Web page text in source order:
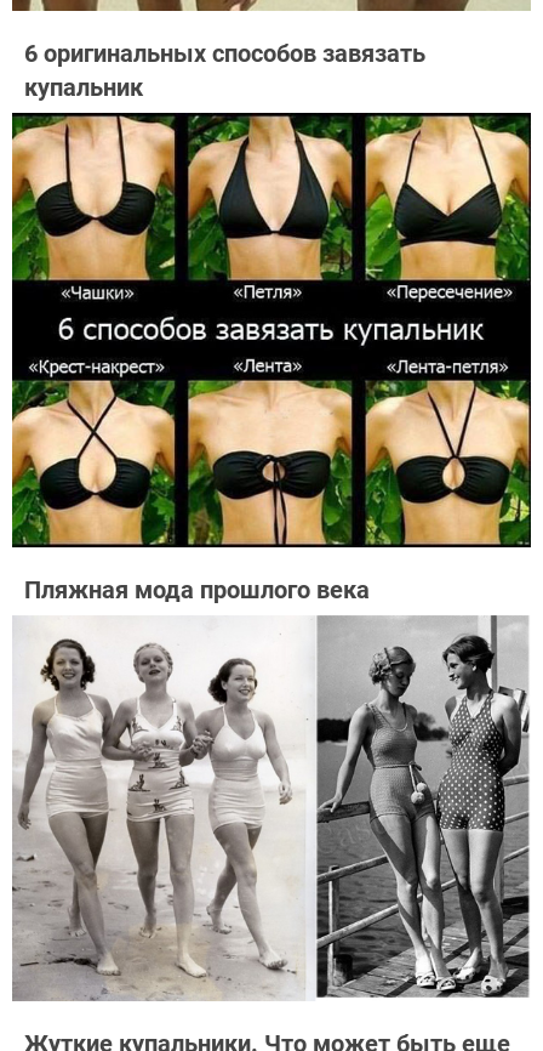
6 оригинальных способов завязать
купальник
Пляжная мода прошлого века
Жуткие купальники. Что может быть еще